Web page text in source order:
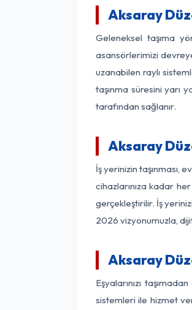
Aksaray
Geleneksel taşıma
asansörlerimizi
uzanabilen raylı
taşınma süresini yarı
tarafından sağlanır.
Aksaray
İş yerinizin taşınması,
cihazlarınıza kadar
gerçekleştirilir. İş
2026 vizyonumuzla,
Aksaray
Eşyalarınızı
sistemleri ile hizmet